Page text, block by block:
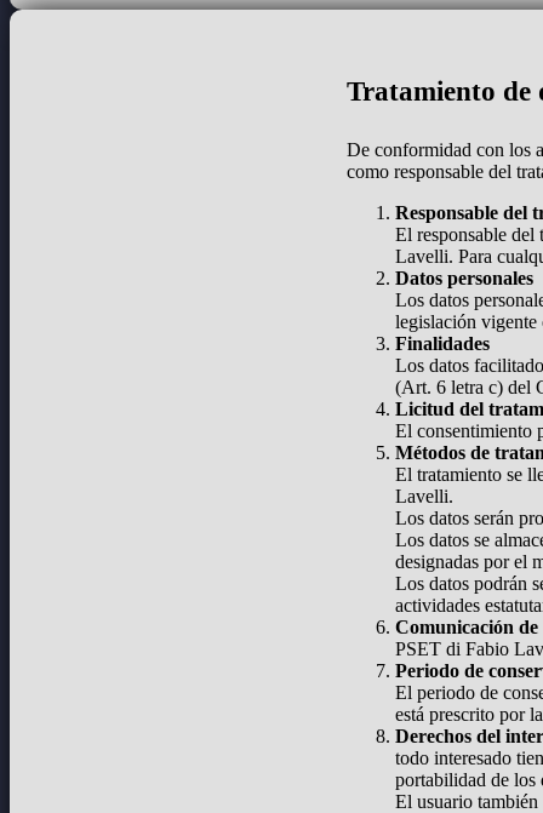
Tratamiento de
De conformidad con los
como responsable del
Responsable del
El responsable
Lavelli. Para
Datos personales
Los datos
legislación vigente
Finalidades
Los datos
(Art. 6 letra c) del
Licitud del
El consentimiento
Métodos de
El tratamiento se
Lavelli.
Los datos serán
Los datos se
designadas por el
Los datos podrán
actividades
Comunicación de
PSET di Fabio
Periodo de
El periodo de
está prescrito por
Derechos del
todo interesado
portabilidad de los
El usuario también